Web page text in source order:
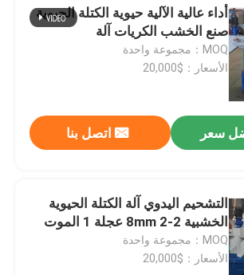
أداء عالية الآلية حيوية الكتلة الحيوية
صنع الخشب الكريات آلة
MOQ：مجموعة واحدة
الأسعار：$20,000
سعر اتصل بنا
التشحيم اليدوي آلة الكتلة الحيوية
الخشبية 2-8mm 2 عجلة 1 الموت
MOQ：مجموعة واحدة
الأسعار：$20,000